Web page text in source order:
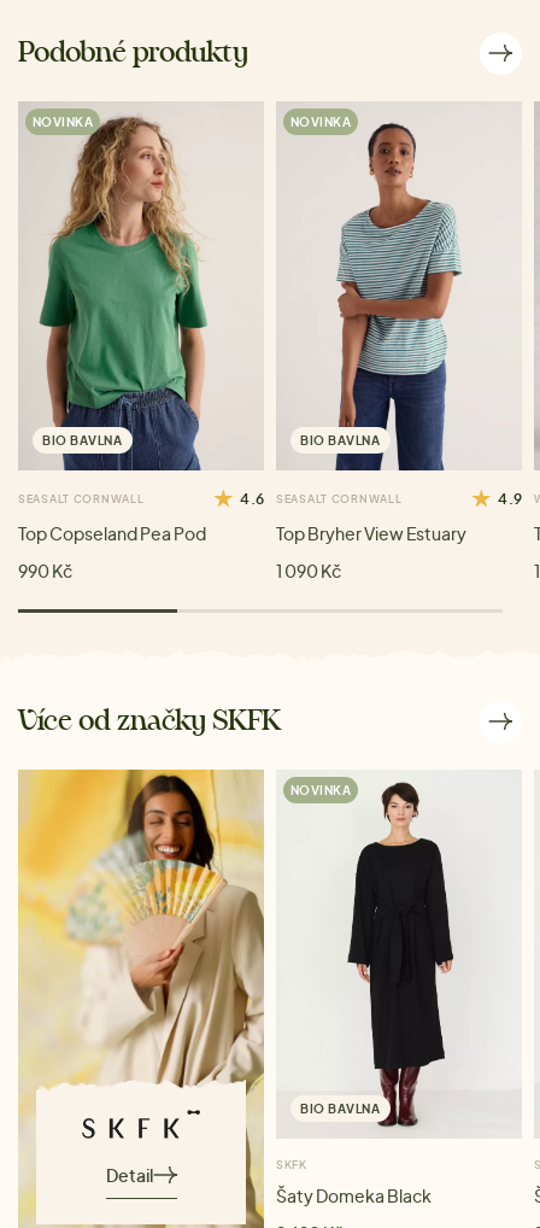
Podobné produkty
NOVINKA
BIO BAVLNA
SEASALT CORNWALL 4.6
Top Copseland Pea Pod
990 Kč
NOVINKA
BIO BAVLNA
SEASALT CORNWALL 4.9
Top Bryher View Estuary
1 090 Kč
Více od značky SKFK
Detail
NOVINKA
BIO BAVLNA
SKFK
Šaty Domeka Black